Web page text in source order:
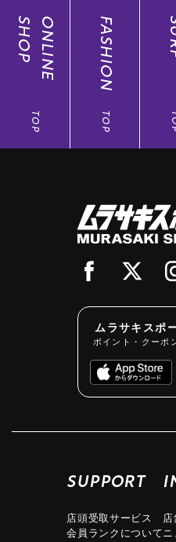
ONLINE
SHOP
TOP
FASHION
TOP
ムラサキスポ
ポイント・クーポ
SUPPORT
店頭受取サービス
会員ランクについて